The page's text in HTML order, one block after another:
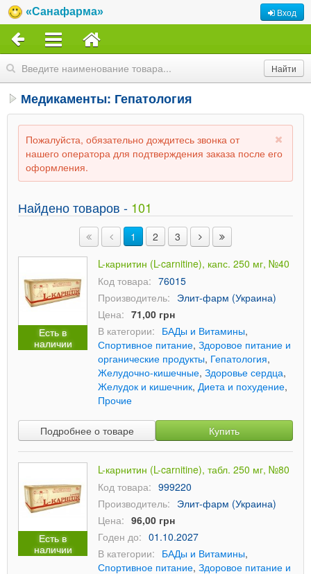
«Санафарма» Вход
Медикаменты: Гепатология
Пожалуйста, обязательно дождитесь звонка от
нашего оператора для подтверждения заказа после его
оформления.
Найдено товаров - 101
1 2 3
Есть в
наличии
L-карнитин (L-carnitine), капс. 250 мг, №40
Код товара: 76015
Производитель: Элит-фарм (Украина)
Цена: 71,00 грн
В категории: БАДы и Витамины,
Спортивное питание, Здоровое питание и
органические продукты, Гепатология,
Желудочно-кишечные, Здоровье сердца,
Желудок и кишечник, Диета и похудение,
Прочие
Подробнее о товаре Купить
Есть в
наличии
L-карнитин (L-carnitine), табл. 250 мг, №80
Код товара: 999220
Производитель: Элит-фарм (Украина)
Цена: 96,00 грн
Годен до: 01.10.2027
В категории: БАДы и Витамины,
Спортивное питание, Здоровое питание и